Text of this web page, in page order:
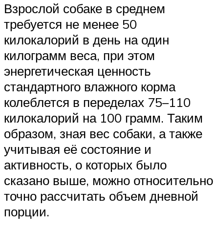
Взрослой собаке в среднем
требуется не менее 50
килокалорий в день на один
килограмм веса, при этом
энергетическая ценность
стандартного влажного корма
колеблется в переделах 75–110
килокалорий на 100 грамм. Таким
образом, зная вес собаки, а также
учитывая её состояние и
активность, о которых было
сказано выше, можно относительно
точно рассчитать объем дневной
порции.